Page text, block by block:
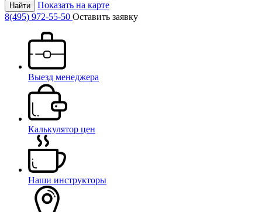
Найти
Показать на карте
8(495) 972-55-50 Оставить заявку
Выезд менеджера
Калькулятор цен
Наши инструкторы